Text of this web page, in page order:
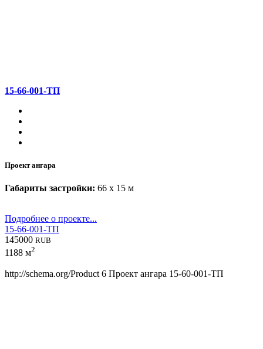
15-66-001-ТП
Проект ангара
Габариты застройки: 66 x 15 м
Подробнее о проекте...
15-66-001-ТП
145000 RUB
1188 м2
http://schema.org/Product 6 Проект ангара 15-60-001-ТП